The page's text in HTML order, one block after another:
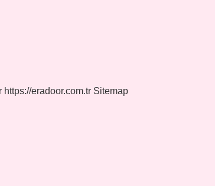
https://eradoor.com.tr Sitemap